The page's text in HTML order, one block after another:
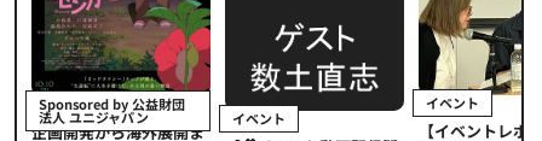
Sponsored by 公益財団
法人 ユニジャパン
企画開発から海外展開ま
イベント
イベント
【イベントレポ